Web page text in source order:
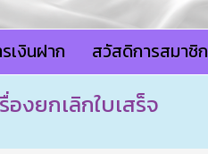
เงินฝาก สวัสดิการสมาชิก
งยกเลิกใบเสร็จ